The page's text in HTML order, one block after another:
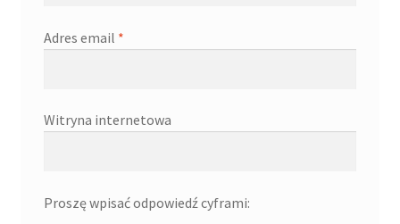
Adres email *
Witryna internetowa
Proszę wpisać odpowiedź cyframi: